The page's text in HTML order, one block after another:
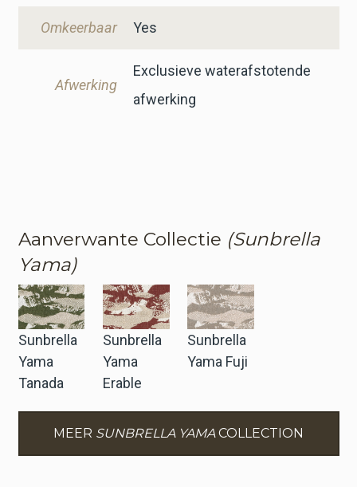
Omkeerbaar Yes
Afwerking
Exclusieve waterafstotende
afwerking
Aanverwante Collectie (Sunbrella
Yama)
Sunbrella
Yama
Tanada
Sunbrella
Yama
Erable
Sunbrella
Yama Fuji
MEER SUNBRELLA YAMACOLLECTION